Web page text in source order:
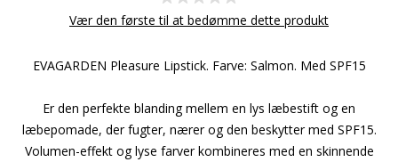
Vær den første til at bedømme dette produkt
EVAGARDEN Pleasure Lipstick. Farve: Salmon. Med SPF15
Er den perfekte blanding mellem en lys læbestift og en
læbepomade, der fugter, nærer og den beskytter med SPF15.
Volumen-effekt og lyse farver kombineres med en skinnende